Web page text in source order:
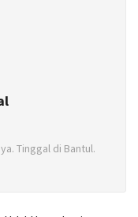
Tinggal di Bantul.